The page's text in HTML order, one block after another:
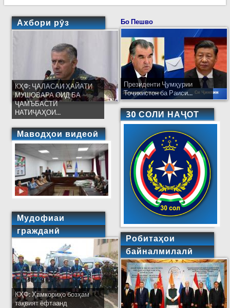
Ахбори рӯз
КҲФ: ҶАЛАСАИ ҲАЙАТИ
МУШОВАРА ОИД БА
ҶАМЪБАСТИ
НАТИҶАҲОИ...
Маводҳои видеоӣ
Мудофиаи
гражданӣ
КҲФ: Ҳамкориҳо бозҳам
тақвият ёфтаанд
Бо Пешво
Президенти Ҷумҳурии
Тоҷикистон ба Раиси...
30 СОЛИ НАҶОТ
Робитаҳои
байналмилалӣ